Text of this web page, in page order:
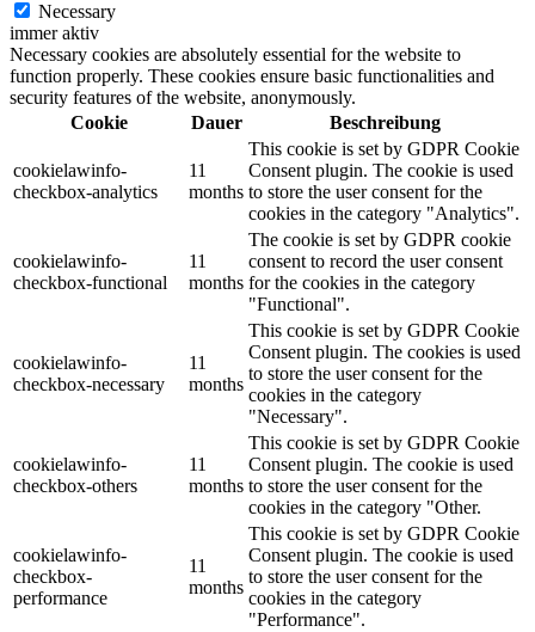
Necessary
immer aktiv
Necessary cookies are absolutely essential for the website to
function properly. These cookies ensure basic functionalities and
security features of the website, anonymously.
Cookie
Dauer Beschreibung
cookielawinfo-
checkbox-analytics
11
months
This cookie is set by GDPR Cookie
Consent plugin. The cookie is used
to store the user consent for the
cookies in the category "Analytics".
cookielawinfo-
checkbox-functional
11
months
The cookie is set by GDPR cookie
consent to record the user consent
for the cookies in the category
"Functional".
cookielawinfo-
checkbox-necessary
11
months
This cookie is set by GDPR Cookie
Consent plugin. The cookies is used
to store the user consent for the
cookies in the category
"Necessary".
cookielawinfo-
checkbox-others
11
months
This cookie is set by GDPR Cookie
Consent plugin. The cookie is used
to store the user consent for the
cookies in the category "Other.
cookielawinfo-
checkbox-
performance
11
months
This cookie is set by GDPR Cookie
Consent plugin. The cookie is used
to store the user consent for the
cookies in the category
"Performance".